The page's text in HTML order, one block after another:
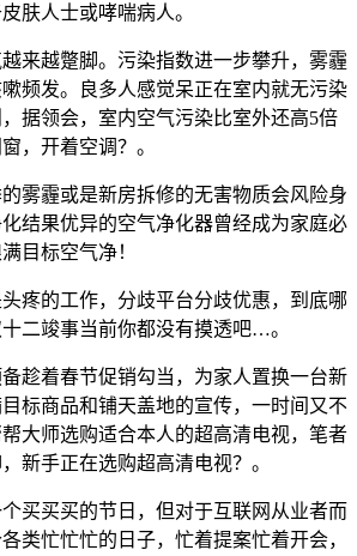
肤人士或哮喘病人。
越蹩脚。污染指数进一步攀升，雾霾
频发。良多人感觉呆正在室内就无污染
据领会，室内空气污染比室外还高5倍
，开着空调？。
霾或是新房拆修的无害物质会风险身
结果优异的空气净化器曾经成为家庭必
目标空气净！
的工作，分歧平台分歧优惠，到底哪
二竣事当前你都没有摸透吧…。
着春节促销勾当，为家人置换一台新
标商品和铺天盖地的宣传，一时间又不
大师选购适合本人的超高清电视，笔者
新手正在选购超高清电视？。
买买的节日，但对于互联网从业者而
类忙忙忙的日子，忙着提案忙着开会，